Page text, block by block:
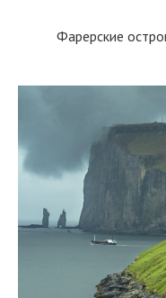
Фарерские